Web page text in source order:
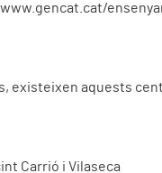
existeixen aquests
Carrió i Vilaseca